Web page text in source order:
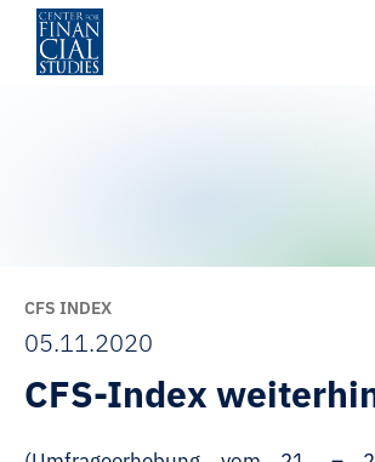
Zum
Inhalt
springen
CFS INDEX
05.11.2020
CFS-Index